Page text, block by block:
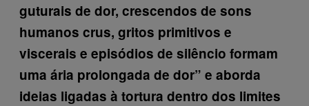
guturais de dor, crescendos de sons
humanos crus, gritos primitivos e
viscerais e episódios de silêncio formam
uma ária prolongada de dor” e aborda
ideias ligadas à tortura dentro dos limites